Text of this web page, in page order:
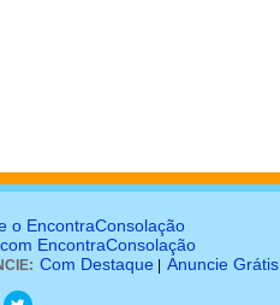
o EncontraConsolação
EncontraConsolação
Com Destaque Anuncie Grátis